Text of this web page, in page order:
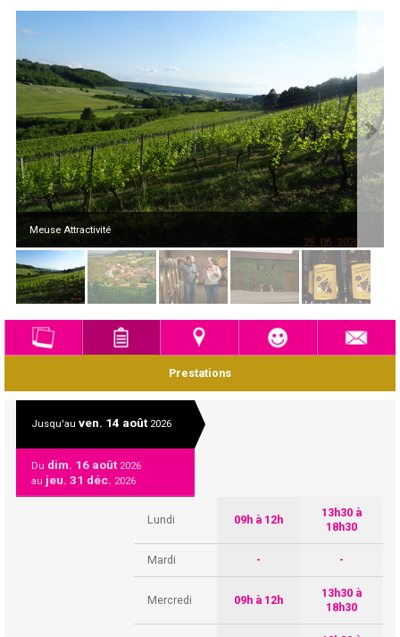
Meuse Attractivité
Prestations
Jusqu'auven. 14 août2026
Du dim. 16 août2026
au jeu. 31 déc. 2026
Lundi 09h à 12h
13h30 à
18h30
Mardi - -
Mercredi 09h à 12h
13h30 à
18h30